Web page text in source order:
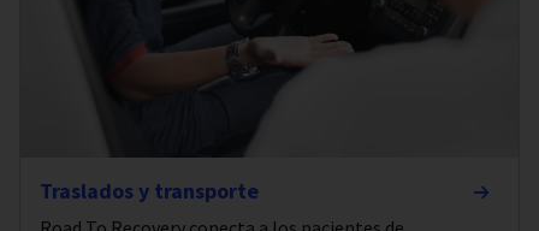
Traslados y transporte